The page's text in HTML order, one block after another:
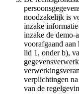
noodzakelijk is
inzake
inzake de demo-
voorafgaand aan
lid 1, onder b),
verplichtingen
van de